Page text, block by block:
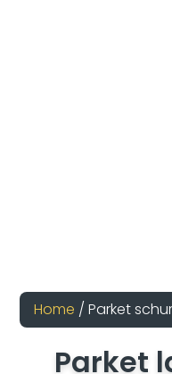
Home / Parket
Parket